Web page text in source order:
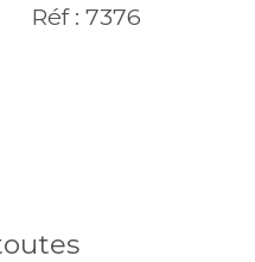
Réf : 7376